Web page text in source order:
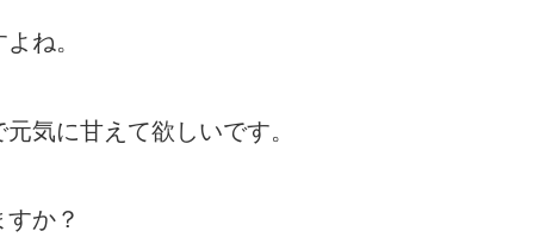
ね。
気に甘えて欲しいです。
か？